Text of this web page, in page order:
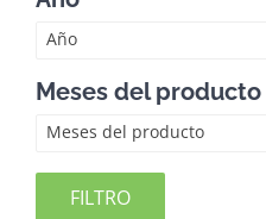
Año
Meses del producto
Meses del producto
FILTRO